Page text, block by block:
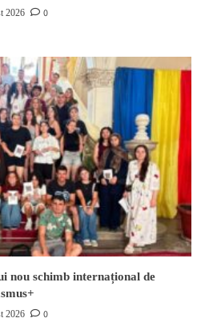
2026 0
nou schimb internațional de
2026 0